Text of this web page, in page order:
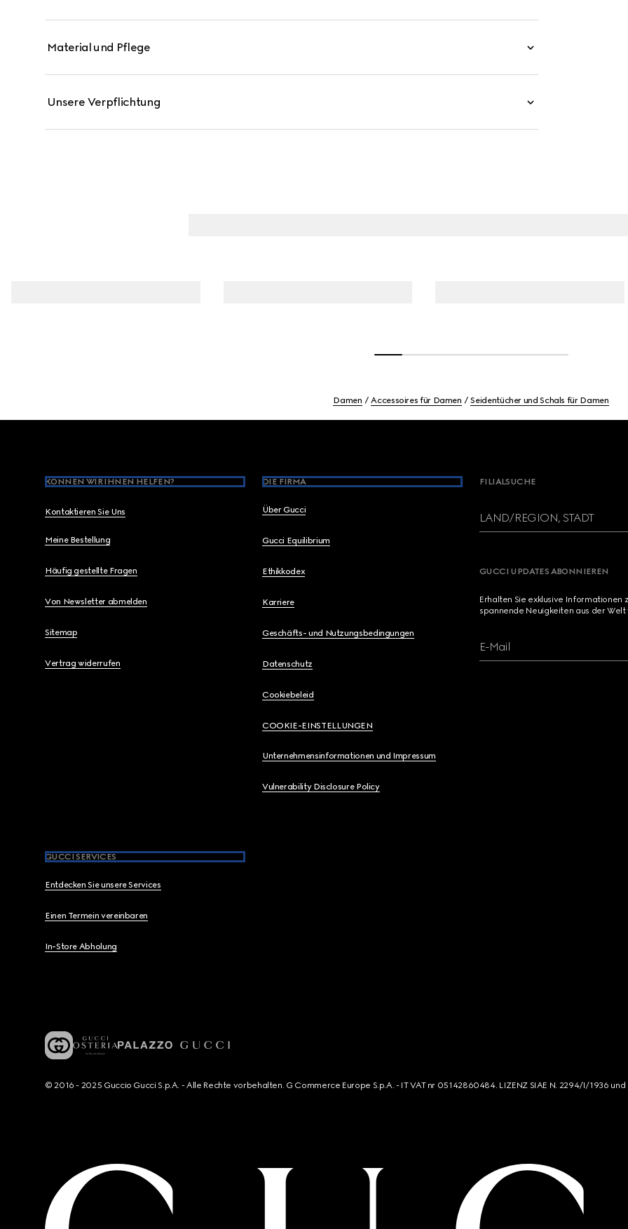
Material und Pflege
Unsere Verpflichtung
Damen Accessoires für Damen Seidentücher und Schals für Damen
KÖNNEN WIR IHNEN HELFEN?
Kontaktieren Sie Uns
Meine Bestellung
Häufig gestellte Fragen
Von Newsletter abmelden
Sitemap
Vertrag widerrufen
DIE FIRMA
Über Gucci
Gucci Equilibrium
Ethikkodex
Karriere
Geschäfts- und Nutzungsbedingungen
Datenschutz
Cookiebeleid
COOKIE-EINSTELLUNGEN
Unternehmensinformationen und Impressum
Vulnerability Disclosure Policy
GUCCI SERVICES
Entdecken Sie unsere Services
Einen Termein vereinbaren
In-Store Abholung
FILIALSUCHE
LAND/REGION, STADT
GUCCI UPDATES ABONNIEREN
Erhalten Sie exklusive
spannende Neuigkeiten aus der Welt
E-Mail
© 2016 - 2025 Guccio Gucci S.p.A. - Alle Rechte vorbehalten. G Commerce Europe S.p.A. - IT VAT nr 05142860484. LIZENZ SIAE N. 2294/I/1936